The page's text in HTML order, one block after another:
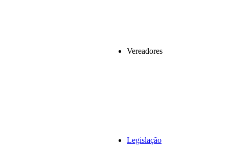
Vereadores
Legislação